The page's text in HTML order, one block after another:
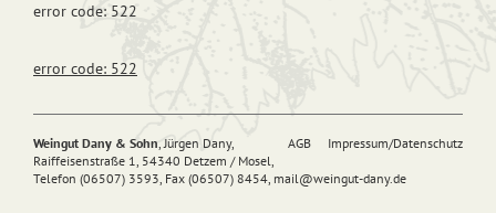
error code: 522
error code: 522
AGB Impressum/Datenschutz
Weingut Dany & Sohn, Jürgen Dany,
Raiffeisenstraße 1, 54340 Detzem / Mosel,
Telefon (06507) 3593, Fax (06507) 8454, mail@weingut-dany.de